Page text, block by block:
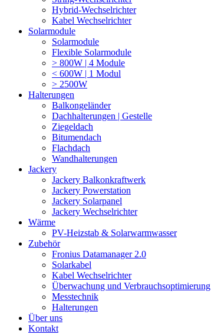
Hybrid-Wechselrichter
Kabel Wechselrichter
Solarmodule
Solarmodule
Flexible Solarmodule
> 800W | 4 Module
< 600W | 1 Modul
> 2500W
Halterungen
Balkongeländer
Dachhalterungen | Gestelle
Ziegeldach
Bitumendach
Flachdach
Wandhalterungen
Jackery
Jackery Balkonkraftwerk
Jackery Powerstation
Jackery Solarpanel
Jackery Wechselrichter
Wärme
PV-Heizstab & Solarwarmwasser
Zubehör
Fronius Datamanager 2.0
Solarkabel
Kabel Wechselrichter
Überwachung und Verbrauchsoptimierung
Messtechnik
Halterungen
Über uns
Kontakt